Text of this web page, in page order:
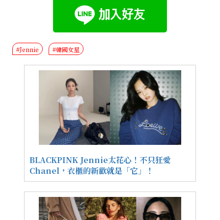
#Jennie #韓國女星
BLACKPINK Jennie太花心！不只狂愛
Chanel，衣櫃的新歡就是「它」！